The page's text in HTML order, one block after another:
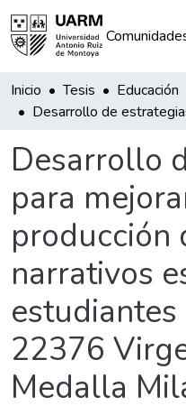
Inicio Tesis Educación
Desarrollo
para
producción
narrativos
estudiantes
22376
Medalla